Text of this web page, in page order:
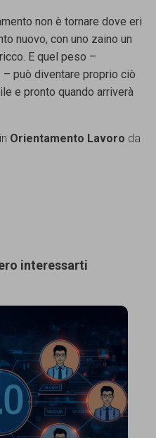
non è tornare dove eri
nuovo, con uno zaino un
E quel peso –
può diventare proprio ciò
e pronto quando arriverà
Orientamento Lavoro da
interessarti